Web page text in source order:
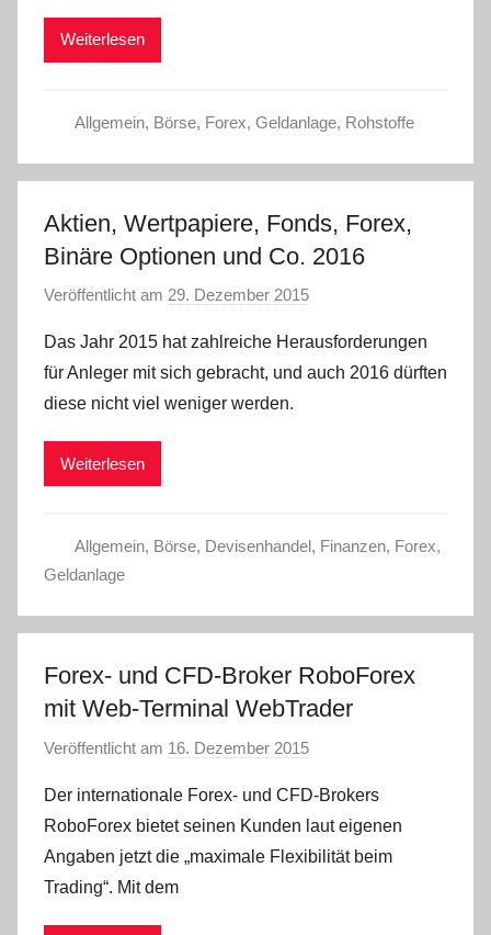
Weiterlesen
Allgemein, Börse, Forex, Geldanlage, Rohstoffe
Aktien, Wertpapiere, Fonds, Forex,
Binäre Optionen und Co. 2016
Veröffentlicht am 29. Dezember 2015
n
a
Das Jahr 2015 hat zahlreiche Herausforderungen
für Anleger mit sich gebracht, und auch 2016 dürften
diese nicht viel weniger werden.
Weiterlesen
Allgemein, Börse, Devisenhandel, Finanzen, Forex,
Geldanlage
Forex- und CFD-Broker RoboForex
mit Web-Terminal WebTrader
Veröffentlicht am 16. Dezember 2015
n
a
d
Der internationale Forex- und CFD-Brokers
RoboForex bietet seinen Kunden laut eigenen
Angaben jetzt die „maximale Flexibilität beim
Trading“. Mit dem